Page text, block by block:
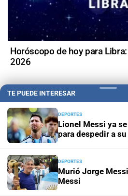
Horóscopo de hoy para
2026
TE PUEDE INTERESAR
DEPORTES
Lionel Messi ya
para despedir a
DEPORTES
Murió Jorge
Messi